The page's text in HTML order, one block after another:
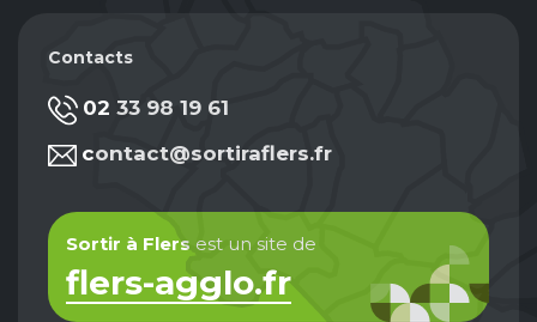
Contacts
02 33 98 19 61
contact@sortiraflers.fr
Sortir à Flers est un site de
flers-agglo.fr